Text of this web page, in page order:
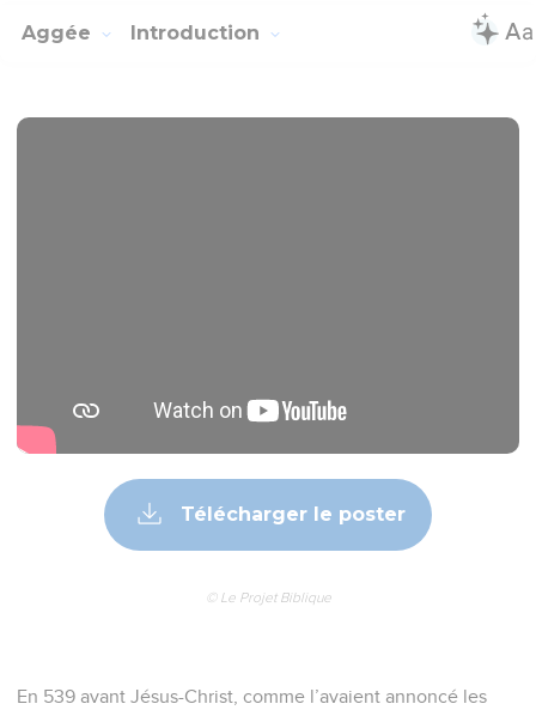
Aggée Introduction
Télécharger le poster
© Le Projet Biblique
En 539 avant Jésus-Christ, comme l’avaient annoncé les